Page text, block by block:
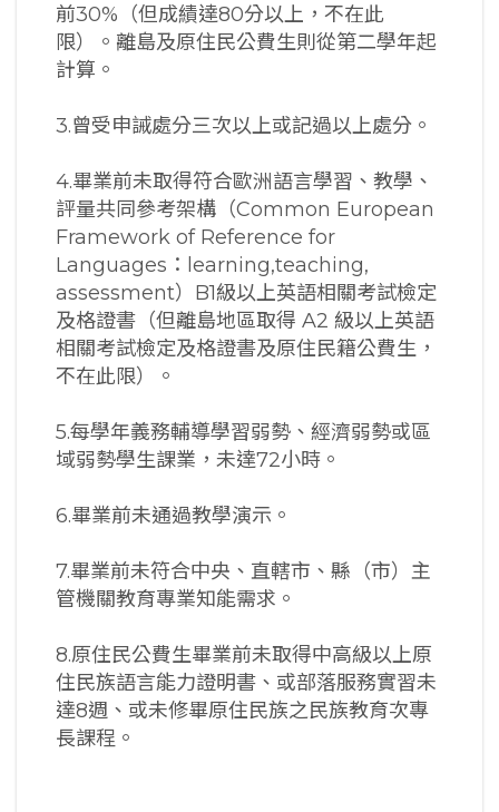
前30%（但成績達80分以上，不在此
限）。離島及原住民公費生則從第二學年起
計算。
3.曾受申誡處分三次以上或記過以上處分。
4.畢業前未取得符合歐洲語言學習、教學、
評量共同參考架構（Common European
Framework of Reference for
Languages：learning,teaching,
assessment）B1級以上英語相關考試檢定
及格證書（但離島地區取得 A2 級以上英語
相關考試檢定及格證書及原住民籍公費生，
不在此限）。
5.每學年義務輔導學習弱勢、經濟弱勢或區
域弱勢學生課業，未達72小時。
6.畢業前未通過教學演示。
7.畢業前未符合中央、直轄市、縣（市）主
管機關教育專業知能需求。
8.原住民公費生畢業前未取得中高級以上原
住民族語言能力證明書、或部落服務實習未
達8週、或未修畢原住民族之民族教育次專
長課程。